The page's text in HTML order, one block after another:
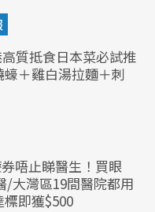
質抵食日本菜必試推
蠔＋雞白湯拉麵＋刺
唔止睇醫生！買眼
/大灣區19間醫院都用
即獲$500